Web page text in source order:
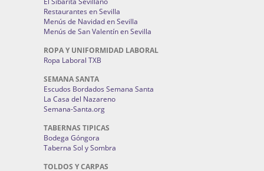
Restaurantes en Sevilla
Menús de Navidad en Sevilla
Menús de San Valentín en Sevilla
ROPA Y UNIFORMIDAD LABORAL
Ropa Laboral TXB
SEMANA SANTA
Escudos Bordados Semana Santa
La Casa del Nazareno
Semana-Santa.org
TABERNAS TIPICAS
Bodega Góngora
Taberna Sol y Sombra
TOLDOS Y CARPAS